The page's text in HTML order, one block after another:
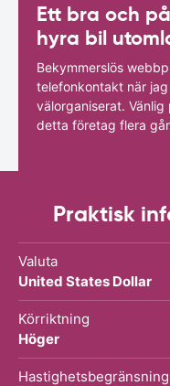
Ett bra och
hyra bil
Bekymmerslös
telefonkontakt när
välorganiserat.
detta företag flera
Praktisk
Valuta
United States Dollar
Körriktning
Höger